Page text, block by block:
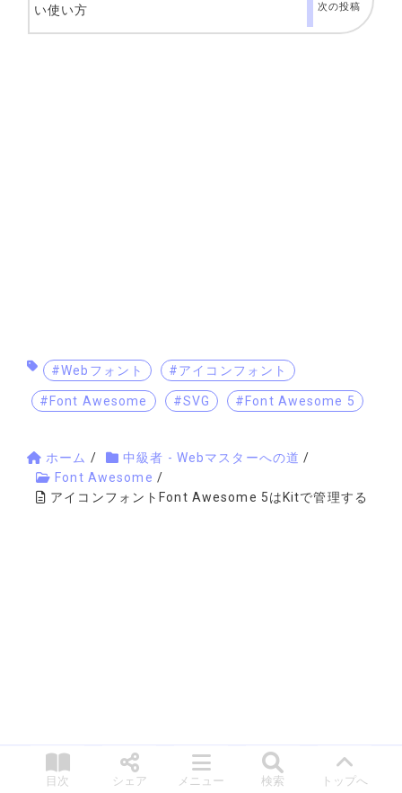
目次 シェア メニュー 検索 トップへ
い使い方
次の投稿
#Webフォント #アイコンフォント
#Font Awesome #SVG #Font Awesome 5
ホーム / 中級者 - Webマスターへの道 /
Font Awesome /
アイコンフォントFont Awesome 5はKitで管理する